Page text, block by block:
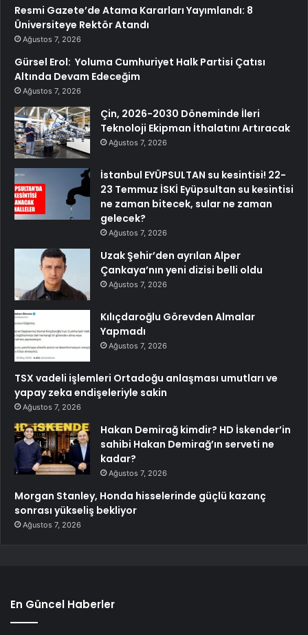
Resmi Gazete’de Atama Kararları Yayımlandı: 8
Üniversiteye Rektör Atandı
Ağustos 7, 2026
Gürsel Erol: Yoluma Cumhuriyet Halk Partisi Çatısı
Altında Devam Edeceğim
Ağustos 7, 2026
Çin, 2026-2030 Döneminde İleri
Teknoloji Ekipman İthalatını Artıracak
Ağustos 7, 2026
İstanbul EYÜPSULTAN su kesintisi! 22-
23 Temmuz İSKİ Eyüpsultan su kesintisi
ne zaman bitecek, sular ne zaman
gelecek?
Ağustos 7, 2026
Uzak Şehir’den ayrılan Alper
Çankaya’nın yeni dizisi belli oldu
Ağustos 7, 2026
Kılıçdaroğlu Görevden Almalar
Yapmadı
Ağustos 7, 2026
TSX vadeli işlemleri Ortadoğu anlaşması umutları ve
yapay zeka endişeleriyle sakin
Ağustos 7, 2026
Hakan Demirağ kimdir? HD İskender’in
sahibi Hakan Demirağ’ın serveti ne
kadar?
Ağustos 7, 2026
Morgan Stanley, Honda hisselerinde güçlü kazanç
sonrası yükseliş bekliyor
Ağustos 7, 2026
En Güncel Haberler